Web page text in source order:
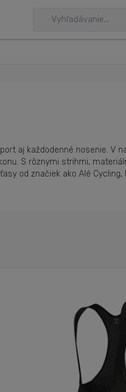
aj každodenné nosenie.
S rôznymi strihmi,
od značiek ako Alé